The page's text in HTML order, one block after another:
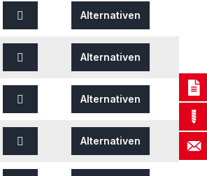
Alternativen
Alternativen
Alternativen
Alternativen